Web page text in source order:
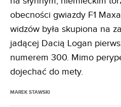
obecności gwiazdy F1
widzów była skupiona na
jadącej Dacią Logan
numerem 300. Mimo
dojechać do mety.
MAREK STAWSKI